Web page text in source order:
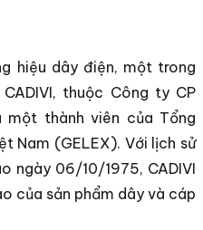
hiệu dây điện, một trong
thuộc Công ty CP
thành viên của Tổng
Nam (GELEX). Với lịch sử
ngày 06/10/1975, CADIVI
của sản phẩm dây và cáp